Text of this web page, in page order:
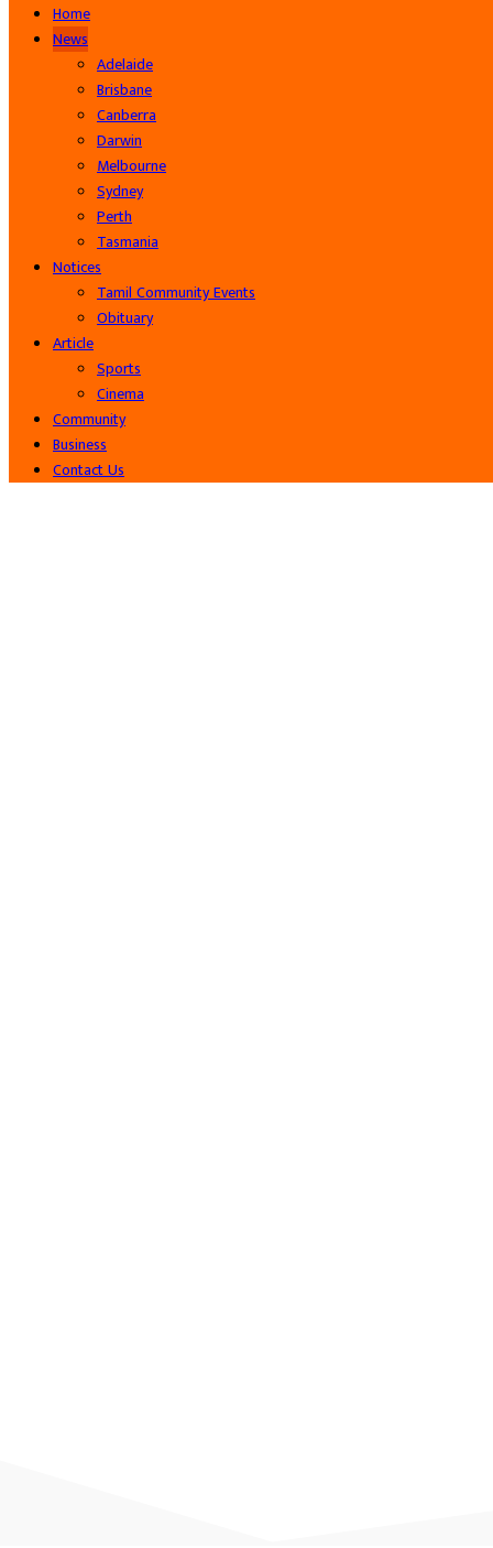
Home
News
Adelaide
Brisbane
Canberra
Darwin
Melbourne
Sydney
Perth
Tasmania
Notices
Tamil Community Events
Obituary
Article
Sports
Cinema
Community
Business
Contact Us